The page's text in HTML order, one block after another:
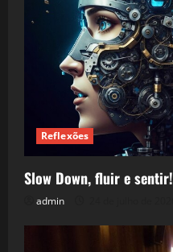
Reflexões
Slow Down, fluir e sentir!
admin